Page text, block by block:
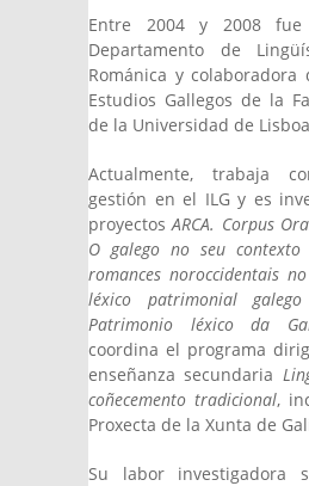
Entre 2004 y 2008
Departamento de
Románica y colaboradora
Estudios Gallegos de la
de la Universidad de
Actualmente, trabaja
gestión en el ILG y es
proyectosARCA. Corpus
O galego no seu contexto
romances noroccidentais
léxico patrimonial
Patrimonio léxico da
coordina el programa
enseñanza secundaria
coñecemento tradicional,
Proxecta de la Xunta de
Su labor investigadora